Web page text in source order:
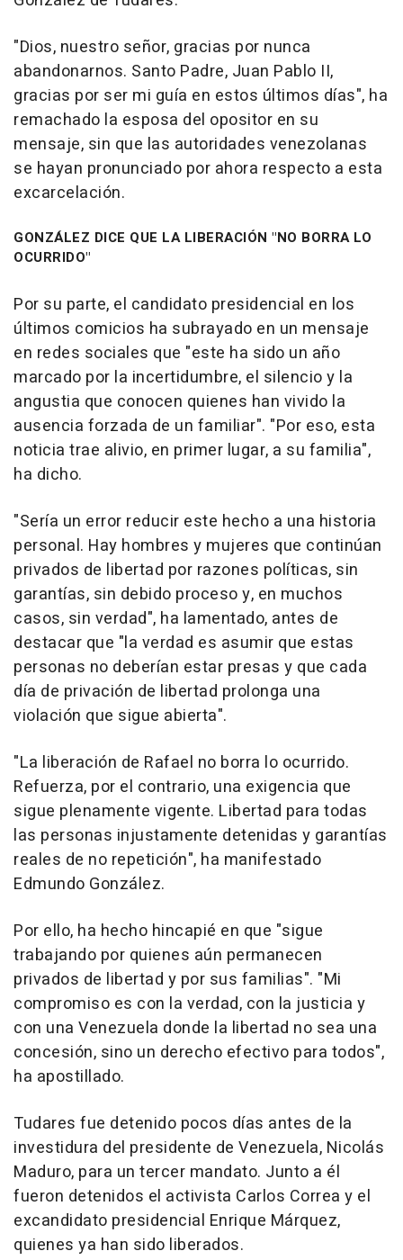
"Dios, nuestro señor, gracias por nunca
abandonarnos. Santo Padre, Juan Pablo II,
gracias por ser mi guía en estos últimos días", ha
remachado la esposa del opositor en su
mensaje, sin que las autoridades venezolanas
se hayan pronunciado por ahora respecto a esta
excarcelación.
GONZÁLEZ DICE QUE LA LIBERACIÓN "NO BORRA LO
OCURRIDO"
Por su parte, el candidato presidencial en los
últimos comicios ha subrayado en un mensaje
en redes sociales que "este ha sido un año
marcado por la incertidumbre, el silencio y la
angustia que conocen quienes han vivido la
ausencia forzada de un familiar". "Por eso, esta
noticia trae alivio, en primer lugar, a su familia",
ha dicho.
"Sería un error reducir este hecho a una historia
personal. Hay hombres y mujeres que continúan
privados de libertad por razones políticas, sin
garantías, sin debido proceso y, en muchos
casos, sin verdad", ha lamentado, antes de
destacar que "la verdad es asumir que estas
personas no deberían estar presas y que cada
día de privación de libertad prolonga una
violación que sigue abierta".
"La liberación de Rafael no borra lo ocurrido.
Refuerza, por el contrario, una exigencia que
sigue plenamente vigente. Libertad para todas
las personas injustamente detenidas y garantías
reales de no repetición", ha manifestado
Edmundo González.
Por ello, ha hecho hincapié en que "sigue
trabajando por quienes aún permanecen
privados de libertad y por sus familias". "Mi
compromiso es con la verdad, con la justicia y
con una Venezuela donde la libertad no sea una
concesión, sino un derecho efectivo para todos",
ha apostillado.
Tudares fue detenido pocos días antes de la
investidura del presidente de Venezuela, Nicolás
Maduro, para un tercer mandato. Junto a él
fueron detenidos el activista Carlos Correa y el
excandidato presidencial Enrique Márquez,
quienes ya han sido liberados.